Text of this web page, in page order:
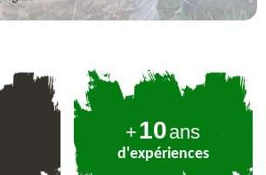
+10ans
d'expériences